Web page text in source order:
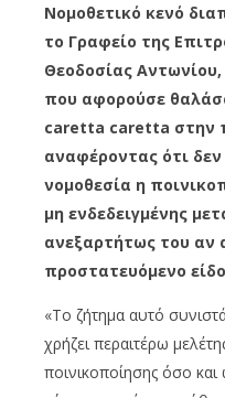
Νομοθετικό κενό
το Γραφείο της
Θεοδοσίας
που αφορούσε
caretta caretta στην
αναφέροντας ότι
νομοθεσία η
μη ενδεδειγμένης
ανεξαρτήτως του αν
προστατευόμενο
«Το ζήτημα αυτό
χρήζει περαιτέρω
ποινικοποίησης όσο